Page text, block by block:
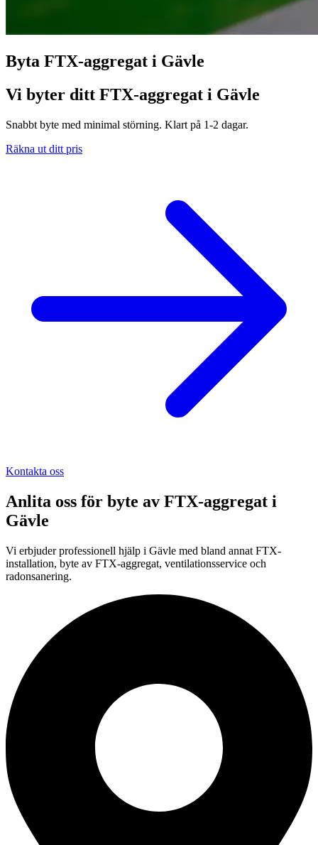
Byta FTX-aggregat i Gävle
Vi byter ditt FTX-aggregat i Gävle
Snabbt byte med minimal störning. Klart på 1-2 dagar.
Räkna ut ditt pris
Kontakta oss
Anlita oss för byte av FTX-aggregat i
Gävle
Vi erbjuder professionell hjälp i Gävle med bland annat FTX-
installation, byte av FTX-aggregat, ventilationsservice och
radonsanering.